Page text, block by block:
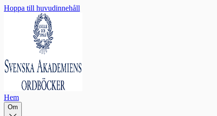
Hoppa till huvudinnehåll
Hem
Om